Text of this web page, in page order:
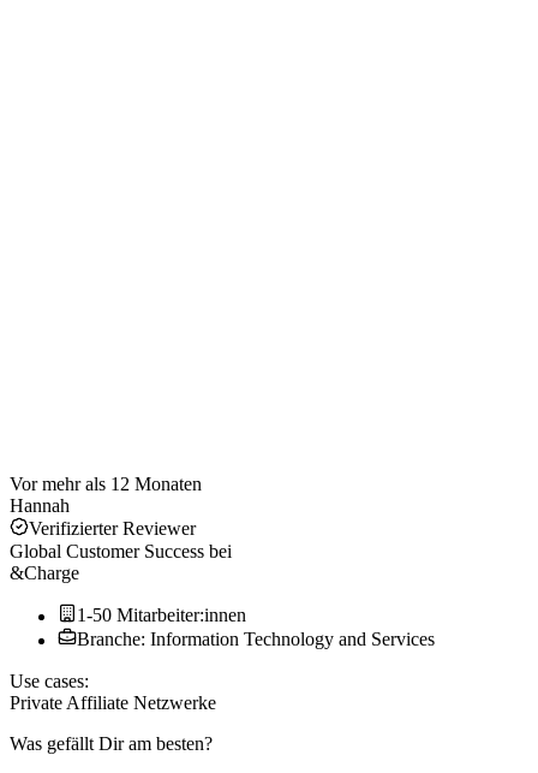
Vor mehr als 12 Monaten
Hannah
Verifizierter Reviewer
Global Customer Success bei
&Charge
1-50 Mitarbeiter:innen
Branche: Information Technology and Services
Use cases:
Private Affiliate Netzwerke
Was gefällt Dir am besten?